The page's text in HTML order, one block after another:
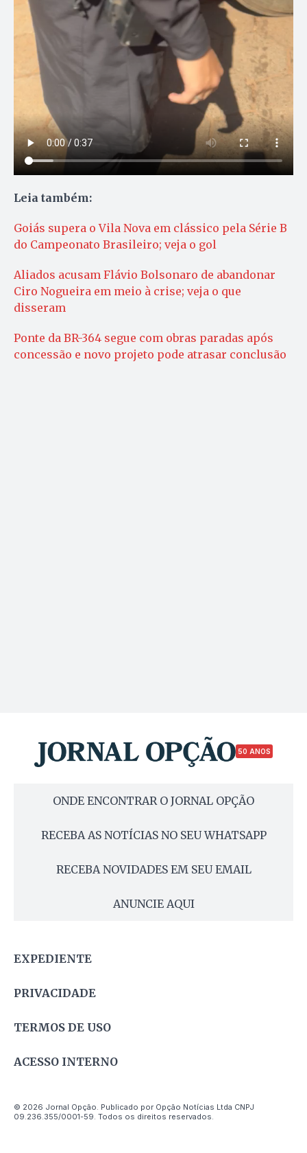
Leia também:
Goiás supera o Vila Nova em clássico pela Série B
do Campeonato Brasileiro; veja o gol
Aliados acusam Flávio Bolsonaro de abandonar
Ciro Nogueira em meio à crise; veja o que
disseram
Ponte da BR-364 segue com obras paradas após
concessão e novo projeto pode atrasar conclusão
50 ANOS
ONDE ENCONTRAR O JORNAL OPÇÃO
RECEBA AS NOTÍCIAS NO SEU WHATSAPP
RECEBA NOVIDADES EM SEU EMAIL
ANUNCIE AQUI
EXPEDIENTE
PRIVACIDADE
TERMOS DE USO
ACESSO INTERNO
© 2026 Jornal Opção. Publicado por Opção Notícias Ltda CNPJ
09.236.355/0001-59. Todos os direitos reservados.